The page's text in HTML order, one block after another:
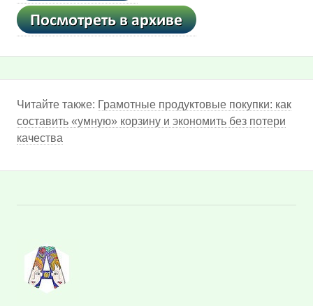
Читайте также: Грамотные продуктовые покупки: как
составить «умную» корзину и экономить без потери
качества